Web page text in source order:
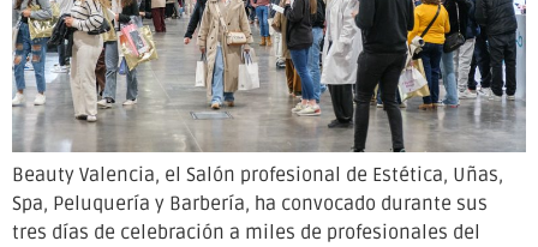
Beauty Valencia, el Salón profesional de Estética, Uñas,
Spa, Peluquería y Barbería, ha convocado durante sus
tres días de celebración a miles de profesionales del